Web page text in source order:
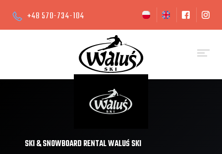
+48 570-734-104
SKI & SNOWBOARD RENTAL WALUŚ SKI